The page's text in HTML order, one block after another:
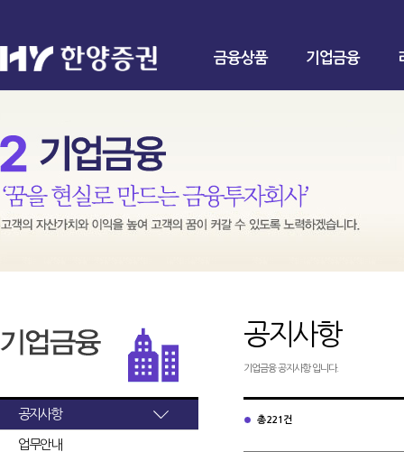
금융상품 기업금융
공지사항
업무안내
공지사항
기업금융 공지사항 입니다.
총 221건